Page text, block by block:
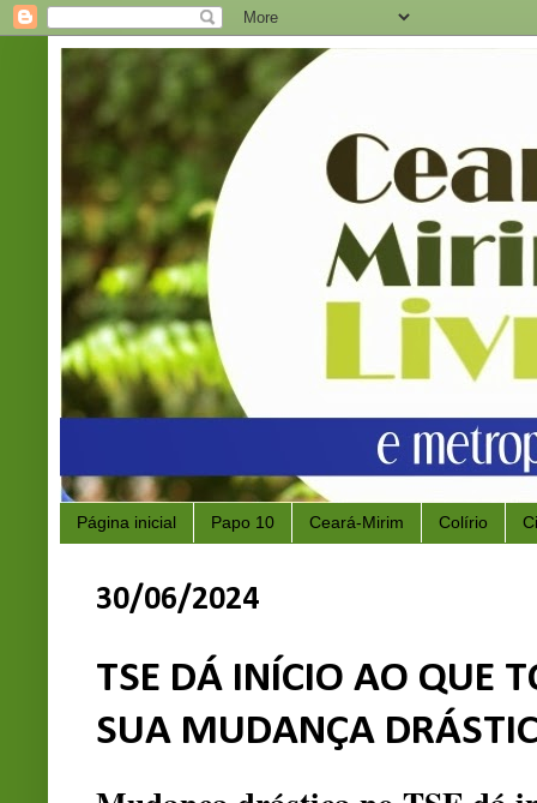
Página inicial Papo 10 Ceará-Mirim Colírio
30/06/2024
TSE DÁ INÍCIO AO QUE
SUA MUDANÇA